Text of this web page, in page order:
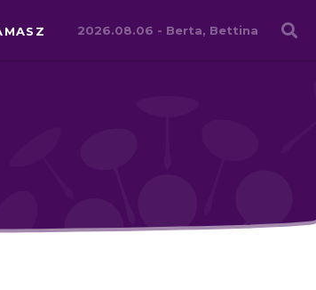
2026.08.06 - Berta, Bettina